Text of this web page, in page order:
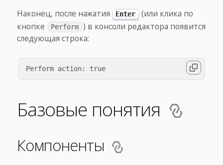
Наконец, после нажатия Enter
(или клика по
кнопке
Perform ) в консоли редактора появится
следующая строка:
Базовые понятия
Компоненты